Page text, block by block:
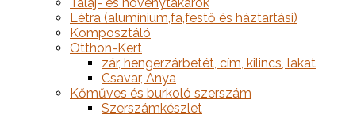
Létra (alumínium,fa,festő és háztartási)
Komposztáló
Otthon-Kert
zár, hengerzárbetét, cím, kilincs, lakat
Csavar, Anya
Kőműves és burkoló szerszám
Szerszámkészlet